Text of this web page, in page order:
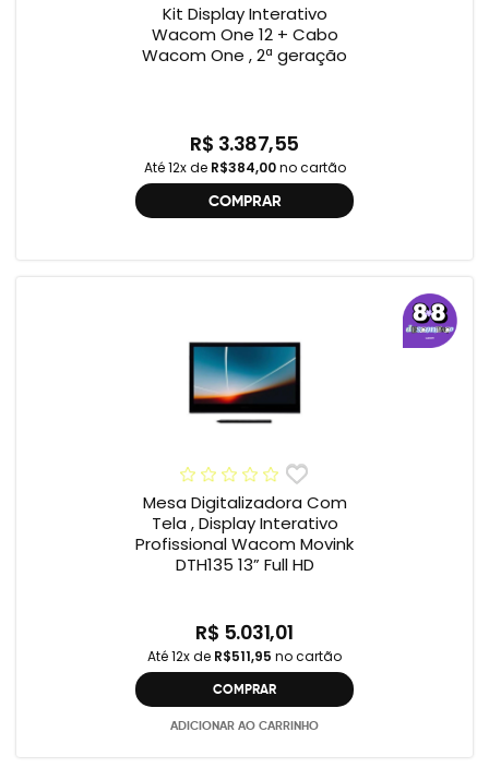
Kit Display Interativo
Wacom One 12 + Cabo
Wacom One , 2ª geração
R$ 3.387,55
Até 12x de R$384,00no cartão
COMPRAR
Mesa Digitalizadora Com
Tela , Display Interativo
Profissional Wacom Movink
DTH135 13” Full HD
R$ 5.031,01
Até 12x de R$511,95 no cartão
COMPRAR
ADICIONAR AO CARRINHO